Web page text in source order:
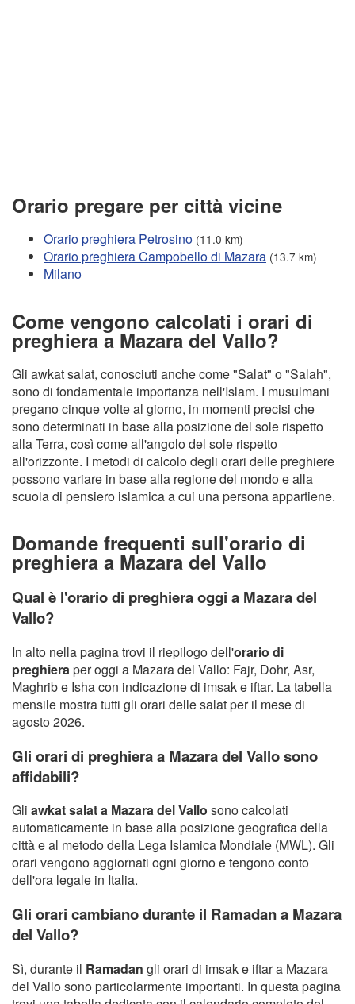
Orario pregare per città vicine
Orario preghiera Petrosino (11.0 km)
Orario preghiera Campobello di Mazara (13.7 km)
Milano
Come vengono calcolati i orari di
preghiera a Mazara del Vallo?
Gli awkat salat, conosciuti anche come "Salat" o "Salah",
sono di fondamentale importanza nell'Islam. I musulmani
pregano cinque volte al giorno, in momenti precisi che
sono determinati in base alla posizione del sole rispetto
alla Terra, così come all'angolo del sole rispetto
all'orizzonte. I metodi di calcolo degli orari delle preghiere
possono variare in base alla regione del mondo e alla
scuola di pensiero islamica a cui una persona appartiene.
Domande frequenti sull'orario di
preghiera a Mazara del Vallo
Qual è l'orario di preghiera oggi a Mazara del
Vallo?
In alto nella pagina trovi il riepilogo dell'orario di
preghieraper oggi a Mazara del Vallo: Fajr, Dohr, Asr,
Maghrib e Isha con indicazione di imsak e iftar. La tabella
mensile mostra tutti gli orari delle salat per il mese di
agosto 2026.
Gli orari di preghiera a Mazara del Vallo sono
affidabili?
Gli awkat salat a Mazara del Vallo sono calcolati
automaticamente in base alla posizione geografica della
città e al metodo della Lega Islamica Mondiale (MWL). Gli
orari vengono aggiornati ogni giorno e tengono conto
dell'ora legale in Italia.
Gli orari cambiano durante il Ramadan a Mazara
del Vallo?
Sì, durante il Ramadan gli orari di imsak e iftar a Mazara
del Vallo sono particolarmente importanti. In questa pagina